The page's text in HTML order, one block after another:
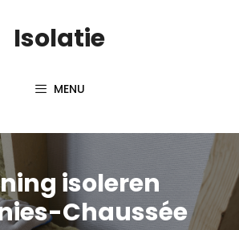
Isolatie
MENU
isoleren
Chaussée